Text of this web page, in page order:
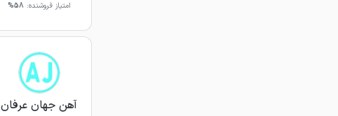
امتیاز فروشنده: 58%
آهن جهان عرفان